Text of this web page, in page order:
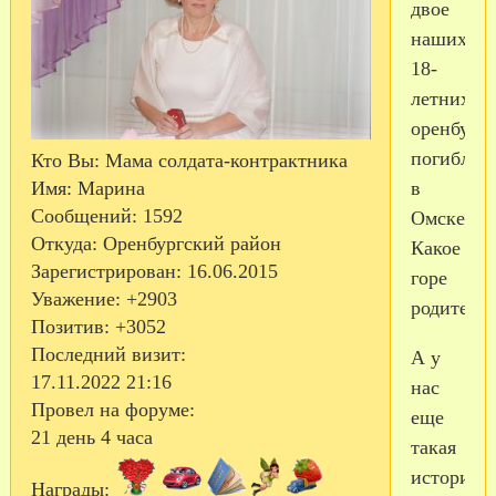
Кто Вы: Мама солдата-контрактника
Имя: Марина
Сообщений: 1592
Откуда: Оренбургский район
Зарегистрирован: 16.06.2015
Уважение: +2903
Позитив: +3052
Последний визит:
17.11.2022 21:16
Провел на форуме:
21 день 4 часа
Награды:
двое
наших
18-
летних
погибло
в
Омске.
Какое
горе
А у
нас
еще
такая
история